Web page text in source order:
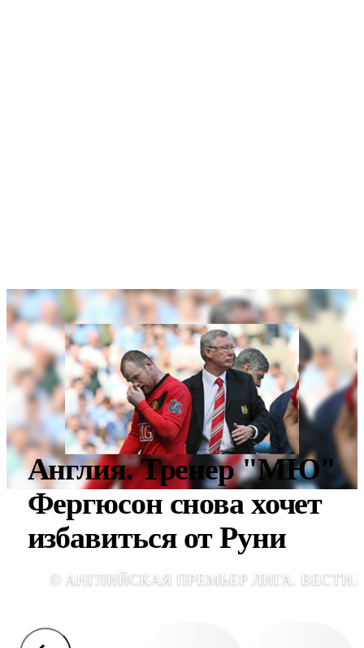
Англия. Тренер "МЮ"
Фергюсон снова хочет
избавиться от Руни
© АНГЛИЙСКАЯ ПРЕМЬЕР ЛИГА.